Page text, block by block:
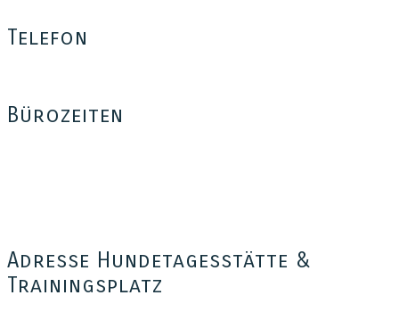
Telefon
Bürozeiten
Adresse Hundetagesstätte &
Trainingsplatz